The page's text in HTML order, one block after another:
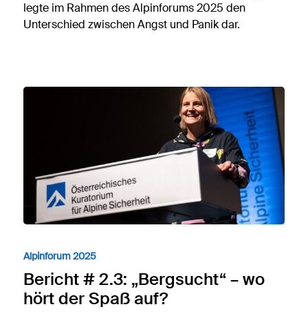
legte im Rahmen des Alpinforums 2025 den
Unterschied zwischen Angst und Panik dar.
Alpinforum 2025
Bericht # 2.3: „Bergsucht“ – wo
hört der Spaß auf?